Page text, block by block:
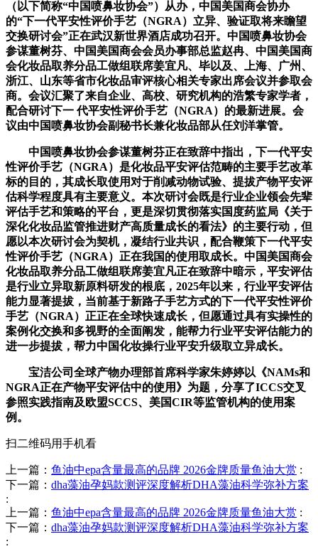
（以下简称“中国喷鼻妆协会”）从办，中国美国商会协办
的“下一代平安性评价手艺（NGRA）立异、验证取将来瞻望
交换研讨会”正在武汉新世界酒店成功召开。中国喷鼻妆协会
参谋董树芬、中国美国商会会员办事部总监赵冉、中国美国商
会化妆品取养分品工做组联席姜宜凡、毕以及、上海、广州、
浙江、山东等省市化妆品审评核心相关专家出席会议并参取会
商。会议汇聚了来自企业、高校、研究机构的浩繁专家学者，
配合研讨下一 代平安性评价手艺（NGRA）的最新进展。会
议由中国喷鼻妆协会副秘书长兼化妆品部从任刘洋掌管。
中国喷鼻妆协会参谋董树芬正在致辞中指出，下一代平安
性评价手艺（NGRA）是化妆品平安评估范畴的主要手艺改革
标的目的，其成长取使用对于削减动物试验、提拔产物平安评
估科学程度具有主要意义。本次研讨会既是行业企业领会先辈
评估手艺和策略的平台，更是深切贯彻落实国度药监局《关于
深化化妆品监管推进财产高质量成长的看法》的主要行动，但
愿以本次研讨会为契机，凝结行业共识，配合鞭策下一代平安
性评价手艺（NGRA）正在我国的使用取成长。中国美国商会
化妆品取养分品工做组联席姜宜凡正在致辞中暗示，平安评估
是行业立异取新原料研发的根底，2025年以来，行业平安评估
能力显著提拔，当前基于新路子手艺方式的下一代平安性评价
手艺（NGRA）正正在全球快速成长，但愿通过具有实操性的
案例化交换和多视野的全面阐发，能帮力行业平安评估能力的
进一步提拔，帮力中国化妆操行业平安升级取立异成长。
宝洁公司全球产物办理部首席科学家朱婷婷以《NAMs和
NGRA正在产物平安评估中的使用》为题，分享了ICCS交叉
参照实践指南及欧盟SCCS、美国CIR等监管机构的使用案
例。
扫二维码用手机看
上一篇： 鱼油中epa含量最高的品牌 2026金牌质量鱼油大赏 :
下一篇： dha藻油孕妈款测评深度解析DHA藻油科学弥补方案
:
上一篇： 鱼油中epa含量最高的品牌 2026金牌质量鱼油大赏 :
下一篇： dha藻油孕妈款测评深度解析DHA藻油科学弥补方案
: